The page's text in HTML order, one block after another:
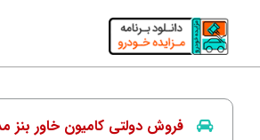
فروش دولتی کامیون خاور بنز مدل